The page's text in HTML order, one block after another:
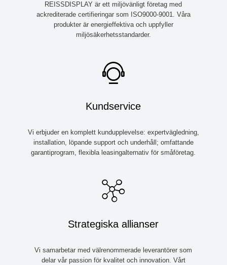
REISSDISPLAY är ett miljövänligt företag med
ackrediterade certifieringar som ISO9000-9001. Våra
produkter är energieffektiva och uppfyller
miljösäkerhetsstandarder.
Kundservice
Vi erbjuder en komplett kundupplevelse: expertvägledning,
installation, löpande support och underhåll; omfattande
garantiprogram, flexibla leasingalternativ för småföretag.
Strategiska allianser
Vi samarbetar med välrenommerade leverantörer som
delar vår passion för kvalitet och innovation. Vårt